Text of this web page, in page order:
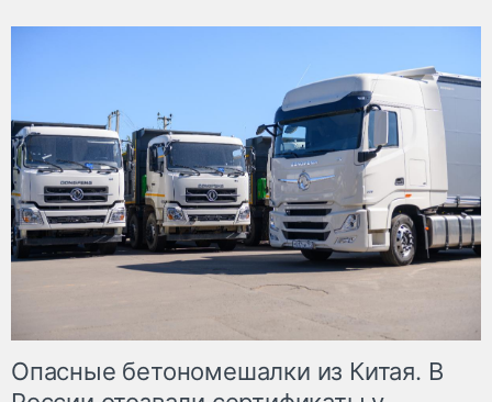
Опасные бетономешалки из Китая. В